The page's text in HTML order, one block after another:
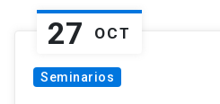
27 OCT
Seminarios